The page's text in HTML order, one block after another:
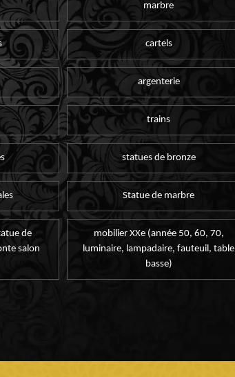
marbre
cartels
argenterie
trains
statues de bronze
Statue de marbre
de
salon
mobilier XXe (année 50, 60, 70,
luminaire, lampadaire, fauteuil, table
basse)